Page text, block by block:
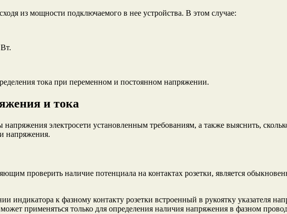
из мощности подключаемого в нее устройства. В этом случае:
тока при переменном и постоянном напряжении.
и тока
электросети установленным требованиям, а также выяснить,
напряжения.
проверить наличие потенциала на контактах розетки, является
индикатора к фазному контакту розетки встроенный в рукоятку указателя
может применяться только для определения наличия напряжения в фазном